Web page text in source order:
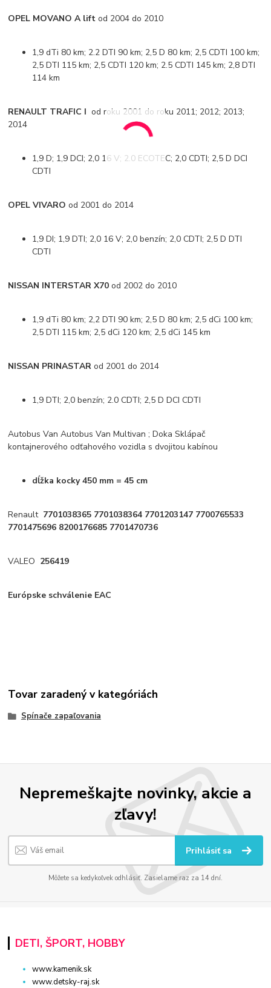
OPEL MOVANO A lift od 2004 do 2010
1,9 dTi 80 km; 2.2 DTI 90 km; 2,5 D 80 km; 2,5 CDTI 100 km;
2,5 DTI 115 km; 2,5 CDTI 120 km; 2.5 CDTI 145 km; 2,8 DTI
114 km
RENAULT TRAFIC I od roku 2001 do roku 2011; 2012; 2013;
2014
1,9 D; 1,9 DCI; 2,0 16 V; 2.0 ECOTEC; 2,0 CDTI; 2,5 D DCI
CDTI
OPEL VIVARO od 2001 do 2014
1,9 DI; 1,9 DTI; 2,0 16 V; 2,0 benzín; 2,0 CDTI; 2,5 D DTI
CDTI
NISSAN INTERSTAR X70 od 2002 do 2010
1,9 dTi 80 km; 2,2 DTI 90 km; 2,5 D 80 km; 2,5 dCi 100 km;
2,5 DTI 115 km; 2,5 dCi 120 km; 2,5 dCi 145 km
NISSAN PRINASTAR od 2001 do 2014
1,9 DTI; 2,0 benzín; 2.0 CDTI; 2,5 D DCI CDTI
Autobus Van Autobus Van Multivan ; Doka Sklápač
kontajnerového odťahového vozidla s dvojitou kabínou
dĺžka kocky 450 mm = 45 cm
Renault 7701038365 7701038364 7701203147 7700765533
7701475696 8200176685 7701470736
VALEO 256419
Európske schválenie EAC
Tovar zaradený v kategóriách
Spínače zapaľovania
Nepremeškajte novinky, akcie a
zľavy!
Prihlásiť sa
Môžete sa kedykoľvek odhlásiť. Zasielame raz za 14 dní.
DETI, ŠPORT, HOBBY
www.kamenik.sk
www.detsky-raj.sk